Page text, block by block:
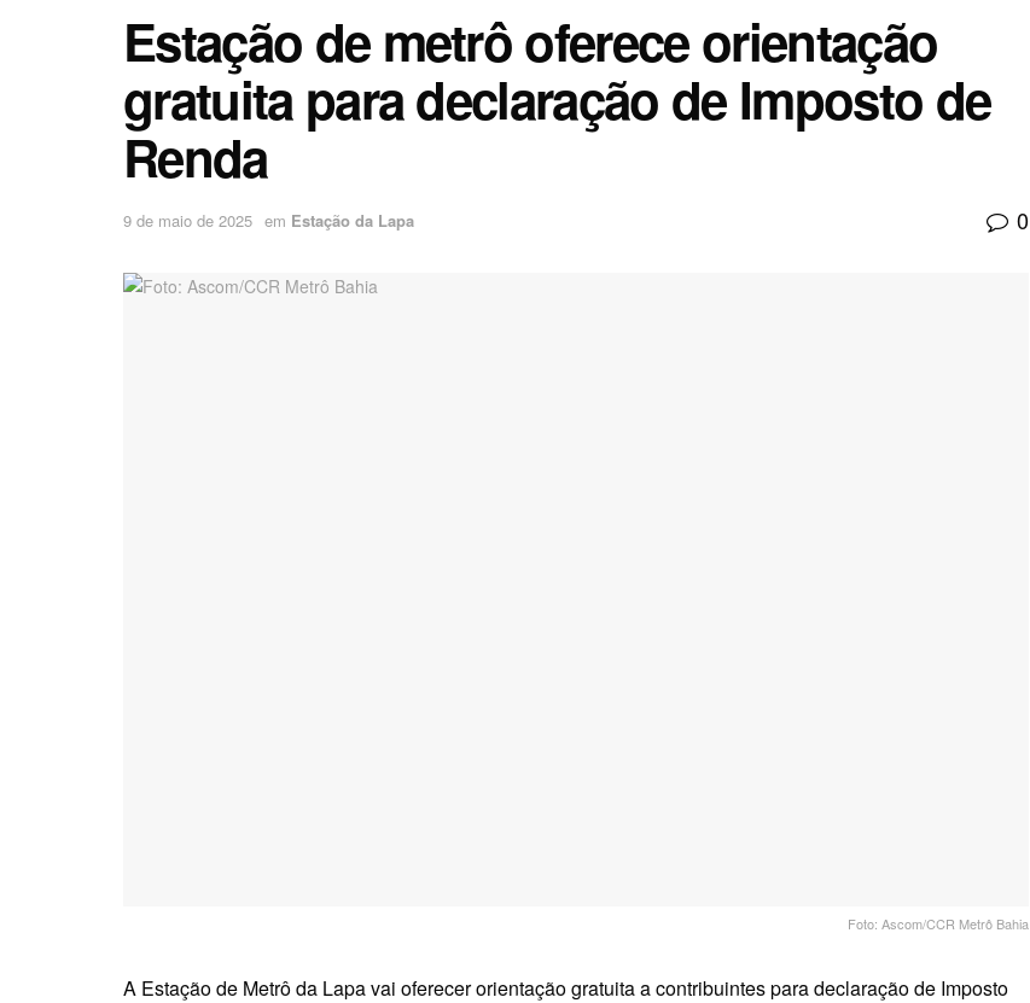
Estação de metrô oferece orientação
gratuita para declaração de Imposto de
Renda
9 de maio de 2025 em Estação da Lapa 0
Foto: Ascom/CCR Metrô Bahia
A Estação de Metrô da Lapa vai oferecer orientação gratuita a contribuintes para declaração de Imposto